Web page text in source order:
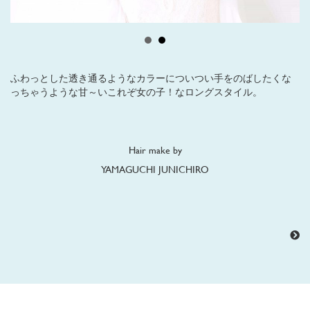
ふわっとした透き通るようなカラーについつい手をのばしたくな
っちゃうような甘～いこれぞ女の子！なロングスタイル。
Hair make by
YAMAGUCHI JUNICHIRO